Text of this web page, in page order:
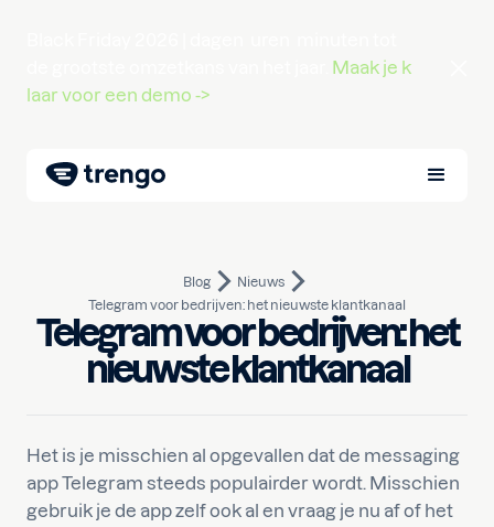
Maak je k
laar voor een demo ->
Blog
Nieuws
Telegram voor bedrijven: het nieuwste klantkanaal
Telegram voor bedrijven: het
nieuwste klantkanaal
14 april 2022 10min lezen
Geschreven doorPim
Het is je misschien al opgevallen dat de messaging
app Telegram steeds populairder wordt. Misschien
gebruik je de app zelf ook al en vraag je nu af of het